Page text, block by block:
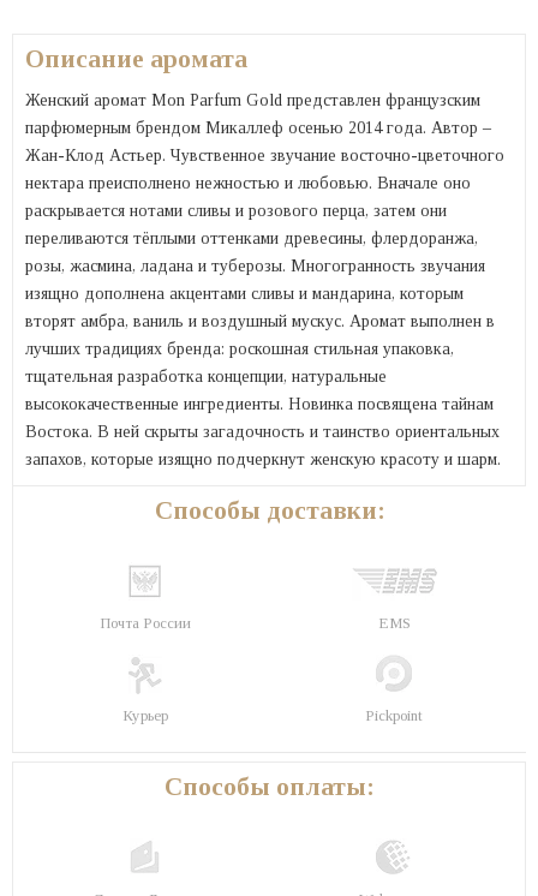
Описание аромата
Женский аромат Mon Parfum Gold представлен французским
парфюмерным брендом Микаллеф осенью 2014 года. Автор –
Жан-Клод Астьер. Чувственное звучание восточно-цветочного
нектара преисполнено нежностью и любовью. Вначале оно
раскрывается нотами сливы и розового перца, затем они
переливаются тёплыми оттенками древесины, флердоранжа,
розы, жасмина, ладана и туберозы. Многогранность звучания
изящно дополнена акцентами сливы и мандарина, которым
вторят амбра, ваниль и воздушный мускус. Аромат выполнен в
лучших традициях бренда: роскошная стильная упаковка,
тщательная разработка концепции, натуральные
высококачественные ингредиенты. Новинка посвящена тайнам
Востока. В ней скрыты загадочность и таинство ориентальных
запахов, которые изящно подчеркнут женскую красоту и шарм.
Способы доставки:
Почта России EMS
Курьер Pickpoint
Способы оплаты: